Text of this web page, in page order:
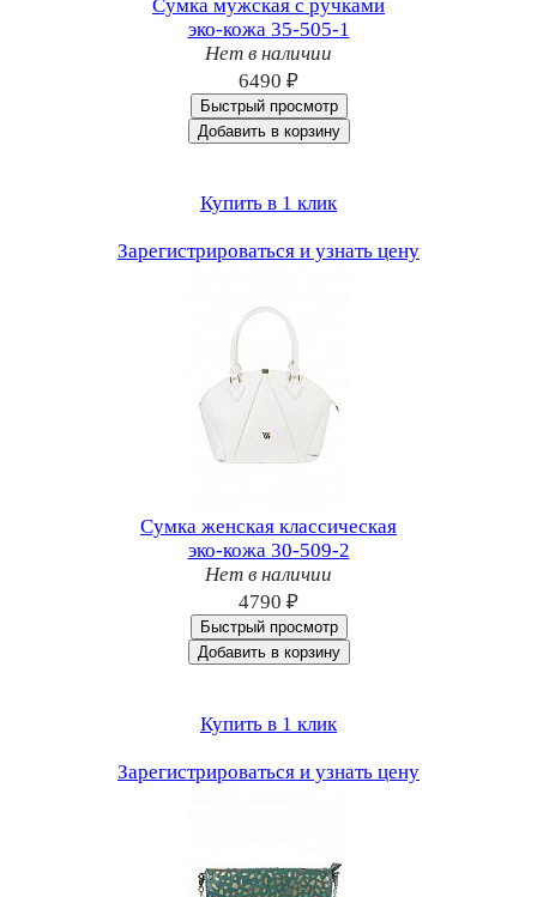
Сумка мужская с ручками
эко-кожа 35-505-1
Нет в наличии
6490 ₽
Быстрый просмотр
Добавить в корзину
Купить в 1 клик
Зарегистрироваться и узнать цену
Сумка женская классическая
эко-кожа 30-509-2
Нет в наличии
4790 ₽
Быстрый просмотр
Добавить в корзину
Купить в 1 клик
Зарегистрироваться и узнать цену